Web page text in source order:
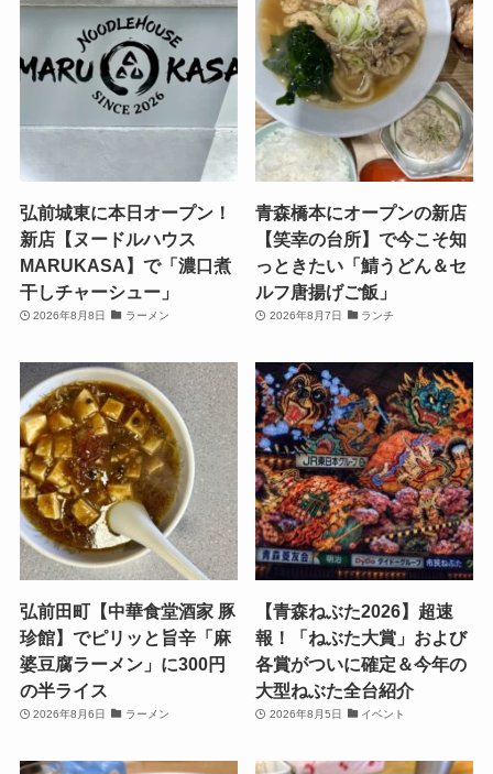
弘前城東に本日オープン！
新店【ヌードルハウス
MARUKASA】で「濃口煮
干しチャーシュー」
2026年8月8日 ラーメン
青森橋本にオープンの新店
【笑幸の台所】で今こそ知
っときたい「鯖うどん＆セ
ルフ唐揚げご飯」
2026年8月7日 ランチ
弘前田町【中華食堂酒家 豚
珍館】でピリッと旨辛「麻
婆豆腐ラーメン」に300円
の半ライス
2026年8月6日 ラーメン
【青森ねぶた2026】超速
報！「ねぶた大賞」および
各賞がついに確定＆今年の
大型ねぶた全台紹介
2026年8月5日 イベント